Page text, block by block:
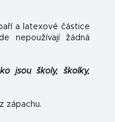
a latexové částice
nepoužívají žádná
jsou školy, školky,
zápachu.